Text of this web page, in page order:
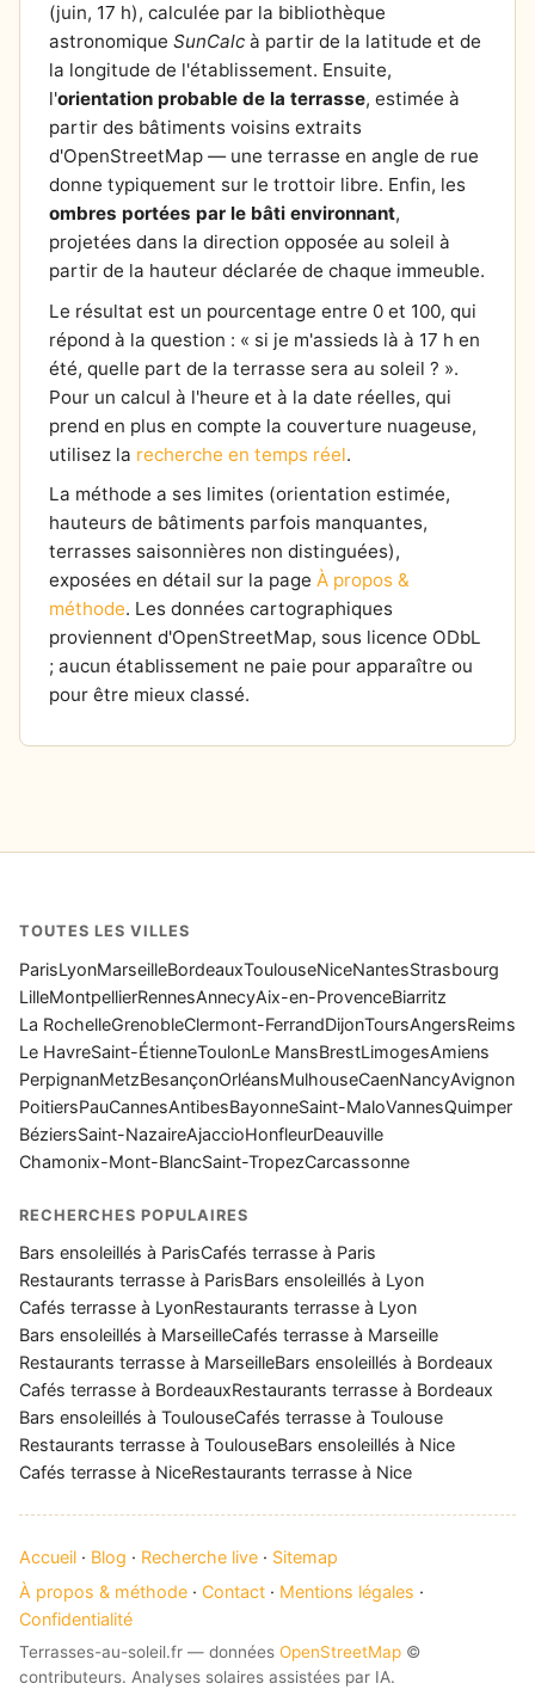
(juin, 17 h), calculée par la bibliothèque
astronomique SunCalc à partir de la latitude et de
la longitude de l'établissement. Ensuite,
l'orientation probable de la terrasse, estimée à
partir des bâtiments voisins extraits
d'OpenStreetMap — une terrasse en angle de rue
donne typiquement sur le trottoir libre. Enfin, les
ombres portées par le bâti environnant,
projetées dans la direction opposée au soleil à
partir de la hauteur déclarée de chaque immeuble.
Le résultat est un pourcentage entre 0 et 100, qui
répond à la question : « si je m'assieds là à 17 h en
été, quelle part de la terrasse sera au soleil ? ».
Pour un calcul à l'heure et à la date réelles, qui
prend en plus en compte la couverture nuageuse,
utilisez la recherche en temps réel.
La méthode a ses limites (orientation estimée,
hauteurs de bâtiments parfois manquantes,
terrasses saisonnières non distinguées),
exposées en détail sur la page À propos &
méthode. Les données cartographiques
proviennent d'OpenStreetMap, sous licence ODbL
; aucun établissement ne paie pour apparaître ou
pour être mieux classé.
TOUTES LES VILLES
ParisLyonMarseilleBordeauxToulouseNiceNantesStrasbourg
LilleMontpellierRennesAnnecyAix-en-ProvenceBiarritz
La RochelleGrenobleClermont-FerrandDijonToursAngersReims
Le HavreSaint-ÉtienneToulonLe MansBrestLimogesAmiens
PerpignanMetzBesançonOrléansMulhouseCaenNancyAvignon
PoitiersPauCannesAntibesBayonneSaint-MaloVannesQuimper
BéziersSaint-NazaireAjaccioHonfleurDeauville
Chamonix-Mont-BlancSaint-TropezCarcassonne
RECHERCHES POPULAIRES
Bars ensoleillés à ParisCafés terrasse à Paris
Restaurants terrasse à ParisBars ensoleillés à Lyon
Cafés terrasse à LyonRestaurants terrasse à Lyon
Bars ensoleillés à MarseilleCafés terrasse à Marseille
Restaurants terrasse à MarseilleBars ensoleillés à Bordeaux
Cafés terrasse à BordeauxRestaurants terrasse à Bordeaux
Bars ensoleillés à ToulouseCafés terrasse à Toulouse
Restaurants terrasse à ToulouseBars ensoleillés à Nice
Cafés terrasse à NiceRestaurants terrasse à Nice
Accueil · Blog · Recherche live · Sitemap
À propos & méthode · Contact · Mentions légales ·
Confidentialité
Terrasses-au-soleil.fr — données OpenStreetMap ©
contributeurs. Analyses solaires assistées par IA.